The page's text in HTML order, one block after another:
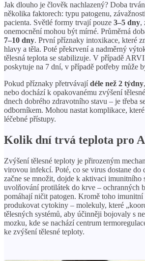
Jak dlouho je člověk nachlazený? Doba
několika faktorech: typu patogenu,
pacienta. Světlé formy trvají pouze 3–5 dny,
onemocnění mohou být mírné. Průměrná
7–10 dny. První příznaky intoxikace, které
hlavy a těla. Poté překrvení a nadměrný
tělesná teplota se stabilizuje. V případě ARVI
poskytuje na 7 dní, v případě potřeby může
Pokud příznaky přetrvávajídéle než 2 týdny
nebo dochází k opakovanému zvýšení
dnech dobrého zdravotního stavu – je třeba
odborníkem. Mohou nastat komplikace,
léčebné přístupy.
Kolik dní trvá teplota pro
Zvýšení tělesné teploty je přirozeným
virovou infekcí. Poté, co se virus dostane do
začne se množit, dojde k aktivaci imunitního
uvolňování protilátek do krve – ochranných
pomáhají ničit patogen. Kromě toho imunitní
produkovat cytokiny – molekuly, které
tělesných systémů, aby účinněji bojovaly s
mozku, kde se nachází centrum
ke zvýšení tělesné teploty.